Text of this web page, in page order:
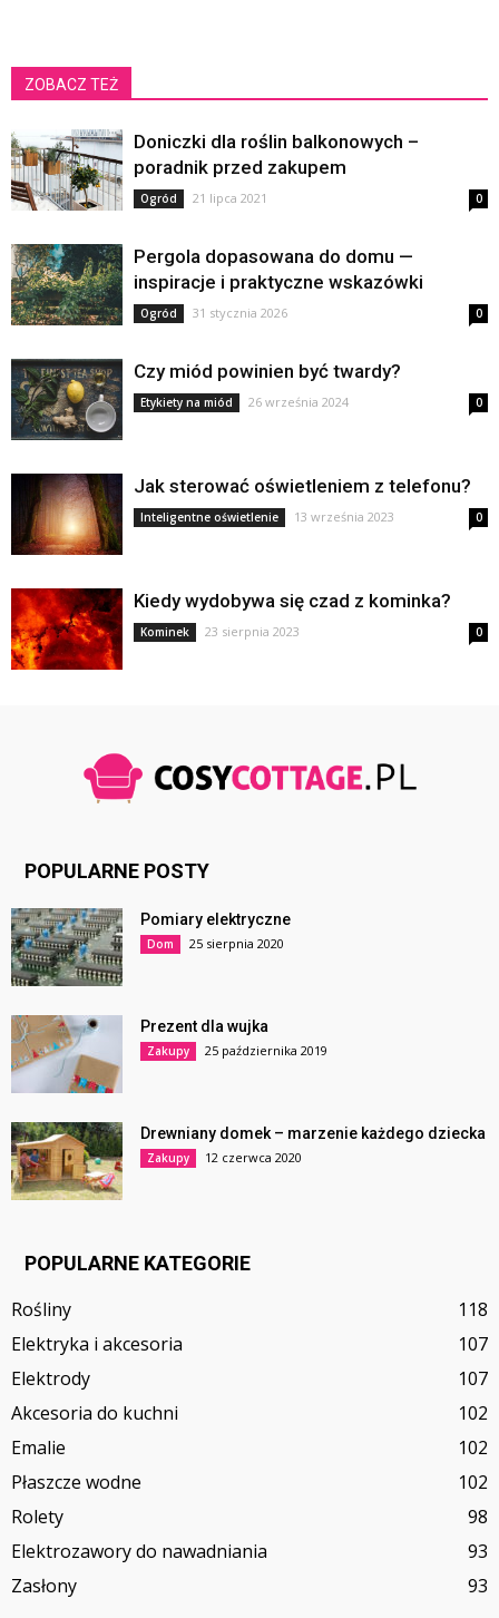
ZOBACZ TEŻ
Doniczki dla roślin balkonowych –
poradnik przed zakupem
Ogród 21 lipca 2021 0
Pergola dopasowana do domu —
inspiracje i praktyczne wskazówki
Ogród 31 stycznia 2026 0
Czy miód powinien być twardy?
Etykiety na miód 26 września 2024 0
Jak sterować oświetleniem z telefonu?
Inteligentne oświetlenie 13 września 2023 0
Kiedy wydobywa się czad z kominka?
Kominek 23 sierpnia 2023 0
POPULARNE POSTY
Pomiary elektryczne
Dom 25 sierpnia 2020
Prezent dla wujka
Zakupy 25 października 2019
Drewniany domek – marzenie każdego dziecka
Zakupy 12 czerwca 2020
POPULARNE KATEGORIE
Rośliny
118
Elektryka i akcesoria
107
Elektrody
107
Akcesoria do kuchni
102
Emalie
102
Płaszcze wodne
102
Rolety
98
Elektrozawory do nawadniania
93
Zasłony
93